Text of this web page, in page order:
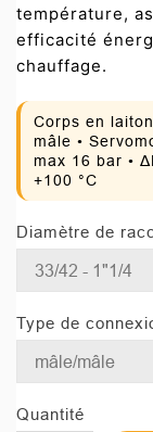
température,
efficacité
chauffage.
Corps en
mâle •
max 16 bar •
+100 °C
Diamètre de
Type de
Quantité